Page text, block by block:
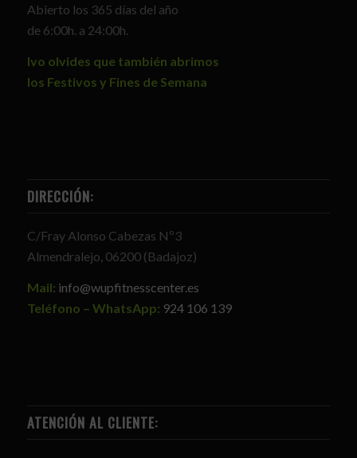
Abierto los 365 días del año
de 6:00h. a 24:00h.
Ivo olvides que también abrimos
los Festivos y Fines de Semana
DIRECCIÓN:
C/Fray Alonso Cabezas Nº3
Almendralejo, 06200 (Badajoz)
Mail: info@wupfitnesscenter.es
Teléfono – WhatsApp: 924 106 139
ATENCIÓN AL CLIENTE: